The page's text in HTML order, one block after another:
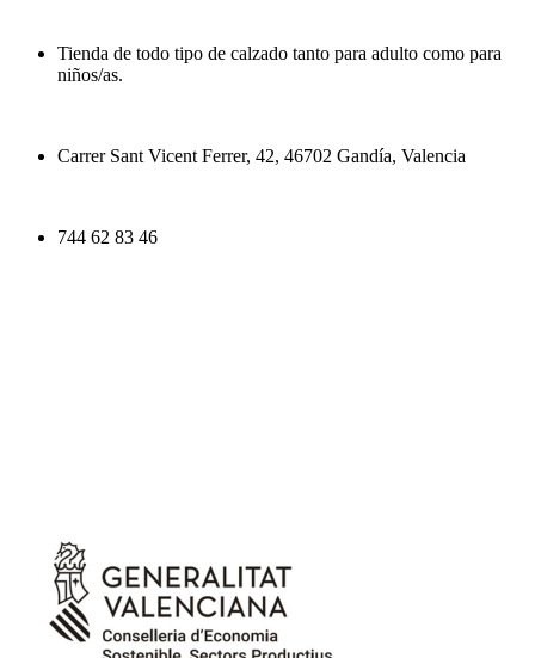
Tienda de todo tipo de calzado tanto para adulto como para
niños/as.
Carrer Sant Vicent Ferrer, 42, 46702 Gandía, Valencia
744 62 83 46